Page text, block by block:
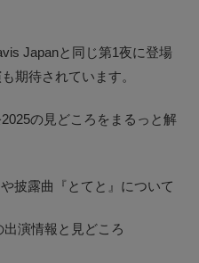
Japanと同じ第1夜に登場
期待されています。
の見どころをまるっと解
披露曲『とてと』について
演情報と見どころ